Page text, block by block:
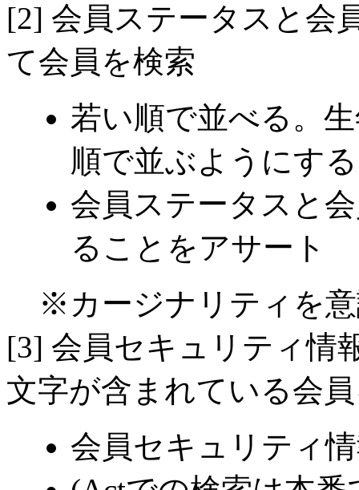
[2] 会員ステータスと会
て会員を検索
若い順で並べる。
順で並ぶようにする
会員ステータスと
ることをアサート
※カージナリティを
[3] 会員セキュリティ情
文字が含まれている会
会員セキュリティ